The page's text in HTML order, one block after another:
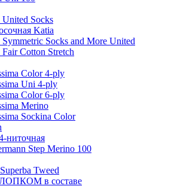
Socks
Katia
Socks and More United
Cotton Stretch
Color 4-ply
Uni 4-ply
Color 6-ply
Merino
Sockina Color
ниточная
Step Merino 100
Tweed
в составе